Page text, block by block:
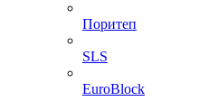
Поритеп
SLS
EuroBlock